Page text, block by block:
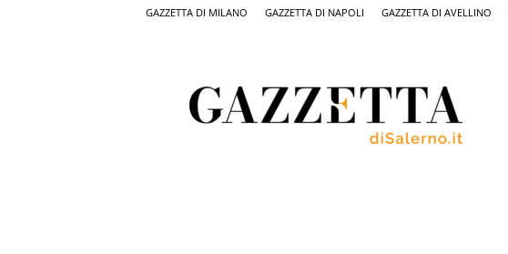
GAZZETTA DI MILANO GAZZETTA DI NAPOLI GAZZETTA DI AVELLINO
Salerno,
il
quotidiano